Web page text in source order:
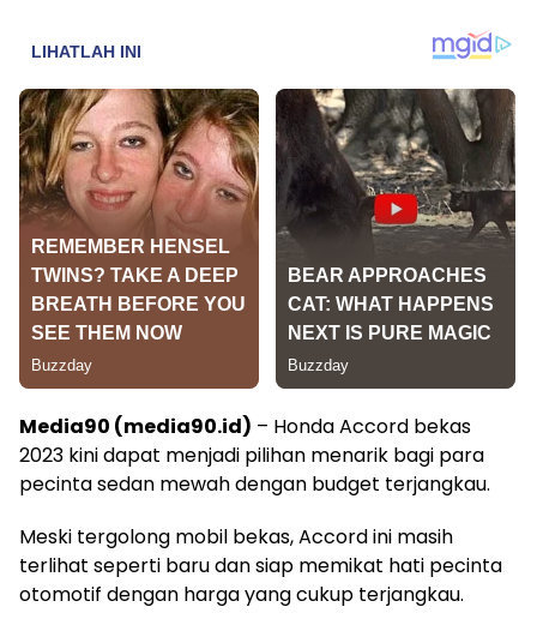
Media90 (media90.id) – Honda Accord bekas
2023 kini dapat menjadi pilihan menarik bagi para
pecinta sedan mewah dengan budget terjangkau.
Meski tergolong mobil bekas, Accord ini masih
terlihat seperti baru dan siap memikat hati pecinta
otomotif dengan harga yang cukup terjangkau.